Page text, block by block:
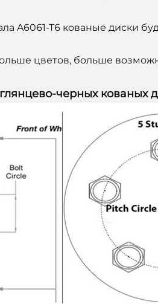
A6061-T6 кованые диски
цветов, больше
черных кованых